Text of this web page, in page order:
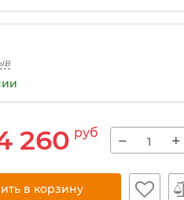
260 руб − +
в корзину